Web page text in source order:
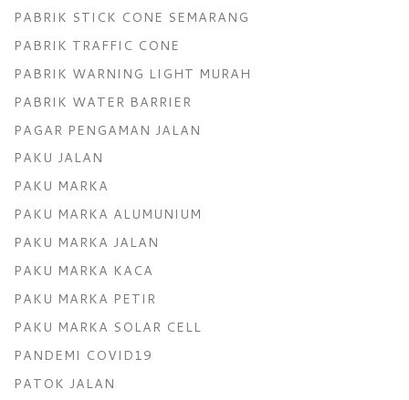
PABRIK STICK CONE SEMARANG
PABRIK TRAFFIC CONE
PABRIK WARNING LIGHT MURAH
PABRIK WATER BARRIER
PAGAR PENGAMAN JALAN
PAKU JALAN
PAKU MARKA
PAKU MARKA ALUMUNIUM
PAKU MARKA JALAN
PAKU MARKA KACA
PAKU MARKA PETIR
PAKU MARKA SOLAR CELL
PANDEMI COVID19
PATOK JALAN